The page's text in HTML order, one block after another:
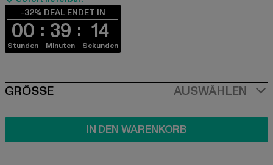
-32% DEAL ENDET IN
00
Stunden
39
Minuten
13
Sekunden
SIZE
GRÖSSE AUSWÄHLEN
IN DEN WARENKORB